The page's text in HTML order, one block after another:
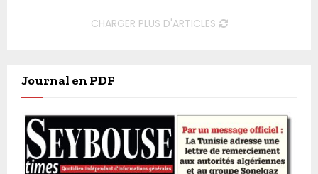
CHARGER PLUS D'ARTICLES
Journal en PDF